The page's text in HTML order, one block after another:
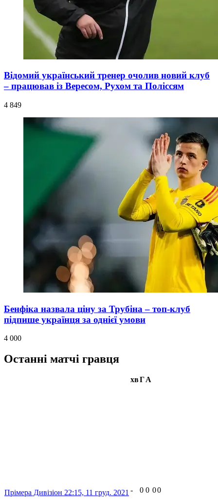
Відомий український тренер очолив новий клуб
– працював із Вересом, Рухом та Поліссям
4 849
Бенфіка назвала ціну за Трубіна – топ-клуб
підпише українця за однієї умови
4 000
Останні матчі гравця
хвГА
Прімера Дивізіон 22:15, 11 груд. 2021 - 0 0 00